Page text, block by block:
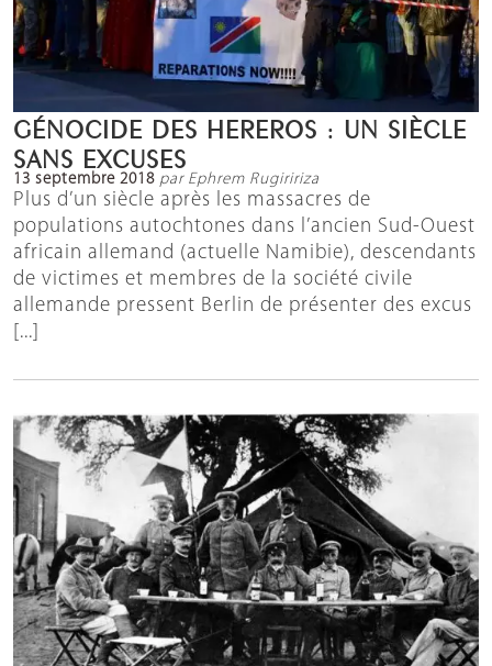
GÉNOCIDE DES HEREROS : UN SIÈCLE
SANS EXCUSES
13 septembre 2018 par Ephrem Rugiririza
Plus d’un siècle après les massacres de
populations autochtones dans l’ancien Sud-Ouest
africain allemand (actuelle Namibie), descendants
de victimes et membres de la société civile
allemande pressent Berlin de présenter des excus
[...]